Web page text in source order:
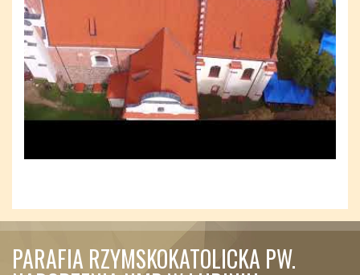
PARAFIA RZYMSKOKATOLICKA PW.